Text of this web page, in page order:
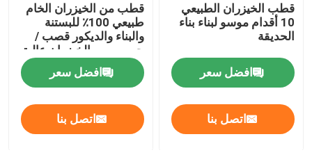
قطب الخيزران الطبيعي
10 أقدام موسو لبناء بناء
الحديقة
افضل سعر
اتصل بنا
قطب من الخيزران الخام
طبيعي 100٪ للبستنة
والبناء والديكور قصب /
حصص من الخيزران عالية
الجودة
افضل سعر
اتصل بنا